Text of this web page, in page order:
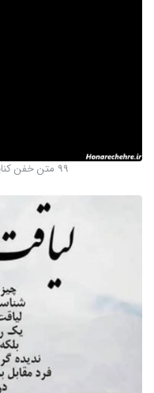
99 متن خفن کنایه دار به همراه عکس نوشته